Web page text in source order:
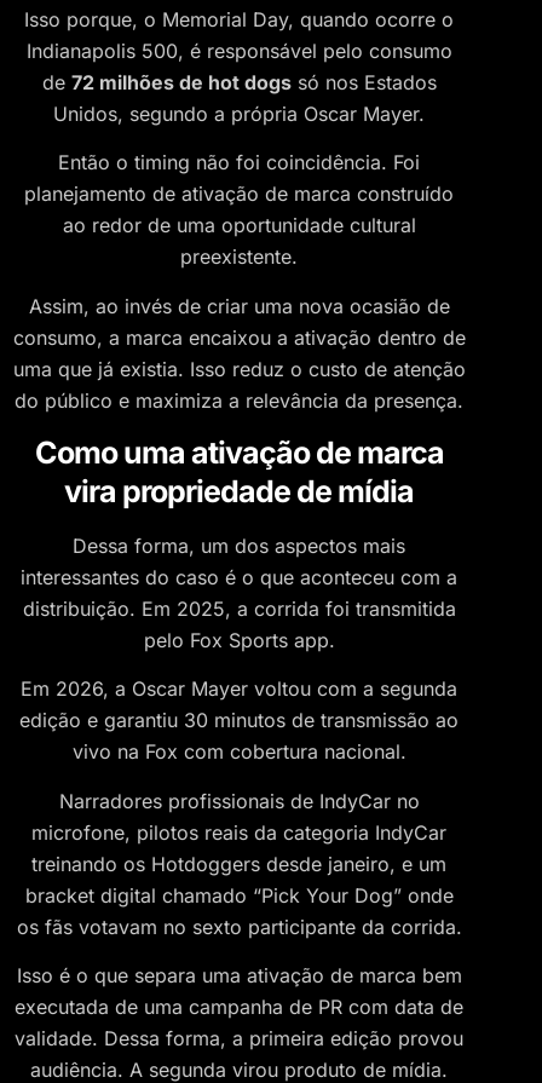
Isso porque, o Memorial Day, quando ocorre o
Indianapolis 500, é responsável pelo consumo
de 72 milhões de hot dogssó nos Estados
Unidos, segundo a própria Oscar Mayer.
Então o timing não foi coincidência. Foi
planejamento de ativação de marca construído
ao redor de uma oportunidade cultural
preexistente.
Assim, ao invés de criar uma nova ocasião de
consumo, a marca encaixou a ativação dentro de
uma que já existia. Isso reduz o custo de atenção
do público e maximiza a relevância da presença.
Como uma ativação de marca
vira propriedade de mídia
Dessa forma, um dos aspectos mais
interessantes do caso é o que aconteceu com a
distribuição. Em 2025, a corrida foi transmitida
pelo Fox Sports app.
Em 2026, a Oscar Mayer voltou com a segunda
edição e garantiu 30 minutos de transmissão ao
vivo na Fox com cobertura nacional.
Narradores profissionais de IndyCar no
microfone, pilotos reais da categoria IndyCar
treinando os Hotdoggers desde janeiro, e um
bracket digital chamado “Pick Your Dog” onde
os fãs votavam no sexto participante da corrida.
Isso é o que separa uma ativação de marca bem
executada de uma campanha de PR com data de
validade. Dessa forma, a primeira edição provou
audiência. A segunda virou produto de mídia.